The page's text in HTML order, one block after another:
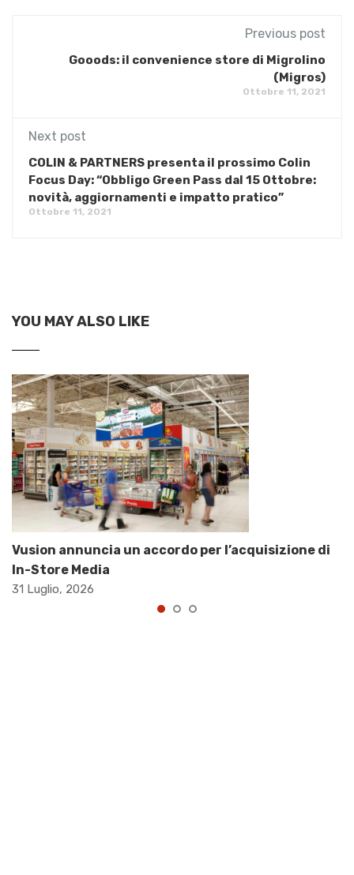
Previous post
Gooods: il convenience store di Migrolino
(Migros)
Ottobre 11, 2021
Next post
COLIN & PARTNERS presenta il prossimo Colin
Focus Day: “Obbligo Green Pass dal 15 Ottobre:
novità, aggiornamenti e impatto pratico”
Ottobre 11, 2021
YOU MAY ALSO LIKE
Vusion annuncia un accordo per l’acquisizione di
In-Store Media
31 Luglio, 2026